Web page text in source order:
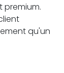
premium.
qu'un